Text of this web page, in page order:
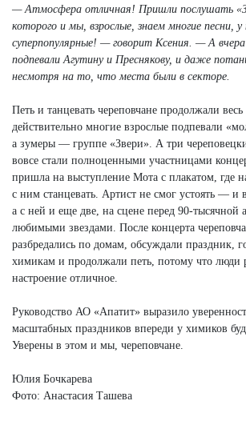
— Атмосфера отличная! Пришли послушать
которого и мы, взрослые, знаем многие песни, у
суперпопулярные! — говорит Ксения. — А
подпевали Агутину и Преснякову, и даже
несмотря на то, что места были в секторе.
Петь и танцевать череповчане продолжали весь
действительно многие взрослые подпевали
а зумеры — группе «Звери». А три
вовсе стали полноценными участницами
пришла на выступление Мота с плакатом, где
с ним станцевать. Артист не смог устоять — и
а с ней и еще две, на сцене перед 90-тысячной
любимыми звездами. После концерта
разбредались по домам, обсуждали праздник,
химикам и продолжали петь, потому что люди
настроение отличное.
Руководство АО «Апатит» выразило
масштабных праздников впереди у химиков
Уверены в этом и мы, череповчане.
Юлия Бочкарева
Фото: Анастасия Ташева